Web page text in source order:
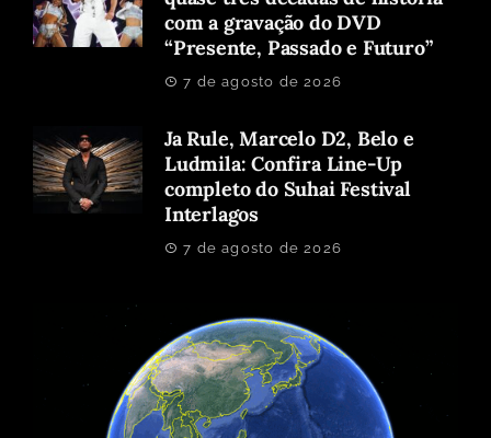
com a gravação do DVD
“Presente, Passado e Futuro”
7 de agosto de 2026
Ja Rule, Marcelo D2, Belo e
Ludmila: Confira Line-Up
completo do Suhai Festival
Interlagos
7 de agosto de 2026